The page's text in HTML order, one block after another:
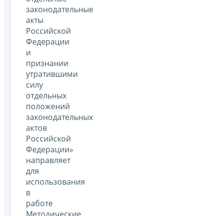
законодательные
акты
Российской
Федерации
и
признании
утратившими
силу
отдельных
положений
законодательных
актов
Российской
Федерации»
направляет
для
использования
в
работе